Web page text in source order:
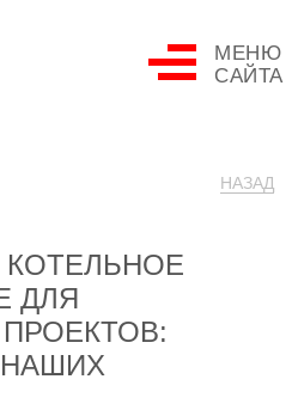
МЕНЮ
САЙТА
НАЗАД
ДЛЯ